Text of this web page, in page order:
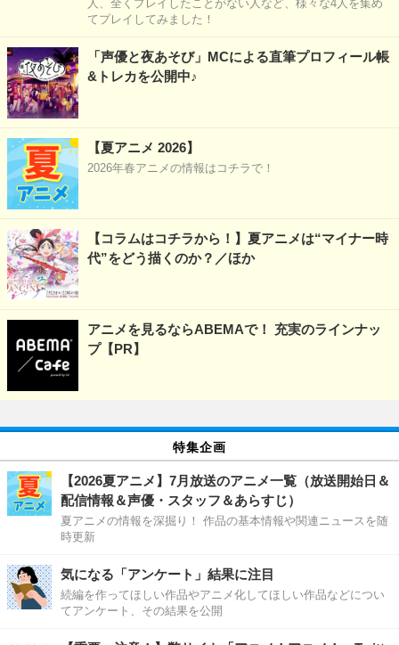
人、全くプレイしたことがない人など、様々な4人を集め
てプレイしてみました！
「声優と夜あそび」MCによる直筆プロフィール帳
&トレカを公開中♪
【夏アニメ 2026】
2026年春アニメの情報はコチラで！
【コラムはコチラから！】夏アニメは“マイナー時
代”をどう描くのか？／ほか
アニメを見るならABEMAで！ 充実のラインナッ
プ【PR】
特集企画
【2026夏アニメ】7月放送のアニメ一覧（放送開始日＆
配信情報＆声優・スタッフ＆あらすじ）
夏アニメの情報を深掘り！ 作品の基本情報や関連ニュースを随
時更新
気になる「アンケート」結果に注目
続編を作ってほしい作品やアニメ化してほしい作品などについ
てアンケート、その結果を公開